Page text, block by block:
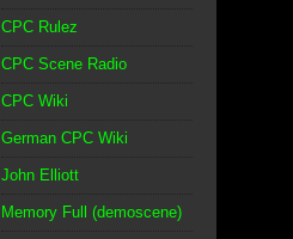
CPC Rulez
CPC Scene Radio
CPC Wiki
German CPC Wiki
John Elliott
Memory Full (demoscene)